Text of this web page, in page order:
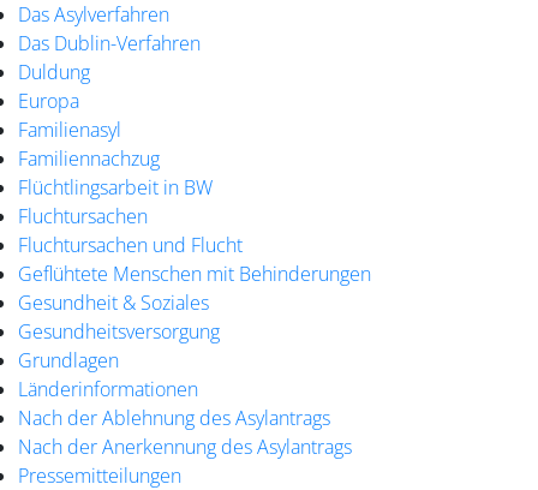
Das Asylverfahren
Das Dublin-Verfahren
Duldung
Europa
Familienasyl
Familiennachzug
Flüchtlingsarbeit in BW
Fluchtursachen
Fluchtursachen und Flucht
Geflühtete Menschen mit Behinderungen
Gesundheit & Soziales
Gesundheitsversorgung
Grundlagen
Länderinformationen
Nach der Ablehnung des Asylantrags
Nach der Anerkennung des Asylantrags
Pressemitteilungen